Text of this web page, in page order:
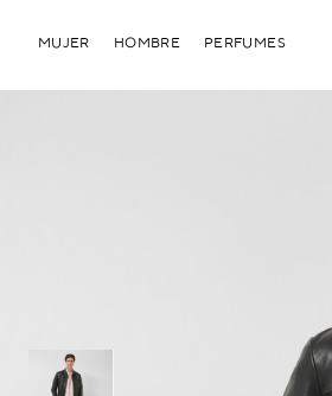
MUJER HOMBRE PERFUMES